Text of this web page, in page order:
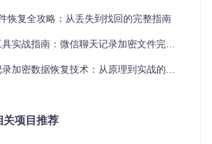
的场景适配指南
，我们提供了相应的优化方案：
分批处理Dat文件，每次处理不超过200个文
恢复全攻略：从丢失到找回的完整指南
战指南：微信聊天记录加密文件完整解决方案
密数据恢复技术：从原理到实战的全栈解决方案
关项目推荐